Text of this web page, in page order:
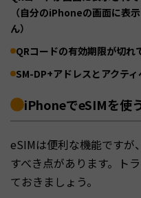
（自分のiPhoneの画面に表
ん）
QRコードの有効期限が切れ
SM-DP+アドレスとアクテ
iPhoneでeSIMを使
eSIMは便利な機能ですが
すべき点があります。ト
ておきましょう。